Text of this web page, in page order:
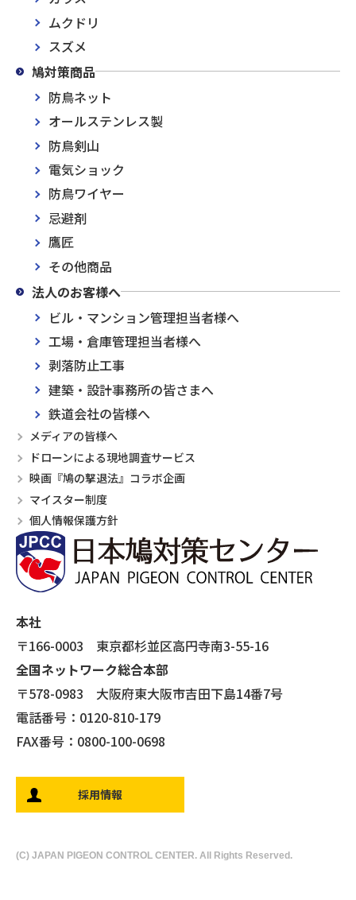
本社
〒166-0003 東京都杉並区高円寺南3-55-16
全国ネットワーク総合本部
〒578-0983 大阪府東大阪市吉田下島14番7号
電話番号：0120-810-179
FAX番号：0800-100-0698
採用情報
(C) JAPAN PIGEON CONTROL CENTER. All Rights Reserved.
ムクドリ
スズメ
鳩対策商品
防鳥ネット
オールステンレス製
防鳥剣山
電気ショック
防鳥ワイヤー
忌避剤
鷹匠
その他商品
法人のお客様へ
ビル・マンション管理担当者様へ
工場・倉庫管理担当者様へ
剥落防止工事
建築・設計事務所の皆さまへ
鉄道会社の皆様へ
メディアの皆様へ
ドローンによる現地調査サービス
映画『鳩の撃退法』コラボ企画
マイスター制度
個人情報保護方針